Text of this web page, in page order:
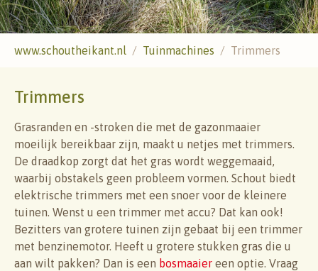
www.schoutheikant.nl Tuinmachines Trimmers
Trimmers
Grasranden en -stroken die met de gazonmaaier
moeilijk bereikbaar zijn, maakt u netjes met trimmers.
De draadkop zorgt dat het gras wordt weggemaaid,
waarbij obstakels geen probleem vormen. Schout biedt
elektrische trimmers met een snoer voor de kleinere
tuinen. Wenst u een trimmer met accu? Dat kan ook!
Bezitters van grotere tuinen zijn gebaat bij een trimmer
met benzinemotor. Heeft u grotere stukken gras die u
aan wilt pakken? Dan is een bosmaaier een optie. Vraag